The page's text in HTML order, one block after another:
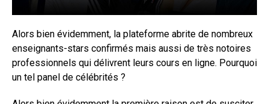
Alors bien évidemment, la plateforme abrite de nombreux
enseignants-stars confirmés mais aussi de très notoires
professionnels qui délivrent leurs cours en ligne. Pourquoi
un tel panel de célébrités ?